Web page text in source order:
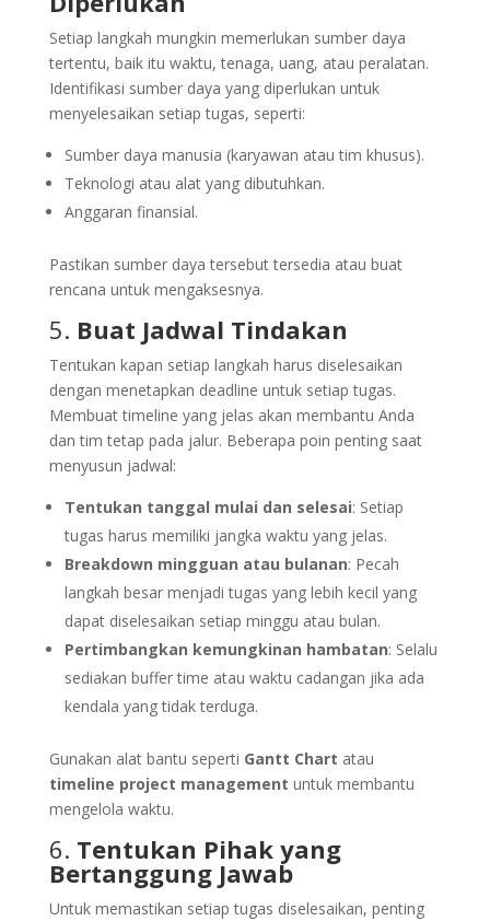
Setiap langkah mungkin memerlukan sumber daya
tertentu, baik itu waktu, tenaga, uang, atau peralatan.
Identifikasi sumber daya yang diperlukan untuk
menyelesaikan setiap tugas, seperti:
Sumber daya manusia (karyawan atau tim khusus).
Teknologi atau alat yang dibutuhkan.
Anggaran finansial.
Pastikan sumber daya tersebut tersedia atau buat
rencana untuk mengaksesnya.
5. Buat Jadwal Tindakan
Tentukan kapan setiap langkah harus diselesaikan
dengan menetapkan deadline untuk setiap tugas.
Membuat timeline yang jelas akan membantu Anda
dan tim tetap pada jalur. Beberapa poin penting saat
menyusun jadwal:
Tentukan tanggal mulai dan selesai: Setiap
tugas harus memiliki jangka waktu yang jelas.
Breakdown mingguan atau bulanan: Pecah
langkah besar menjadi tugas yang lebih kecil yang
dapat diselesaikan setiap minggu atau bulan.
Pertimbangkan kemungkinan hambatan: Selalu
sediakan buffer time atau waktu cadangan jika ada
kendala yang tidak terduga.
Gunakan alat bantu seperti Gantt Chart atau
timeline project management untuk membantu
mengelola waktu.
6. Tentukan Pihak yang
Bertanggung Jawab
Untuk memastikan setiap tugas diselesaikan, penting